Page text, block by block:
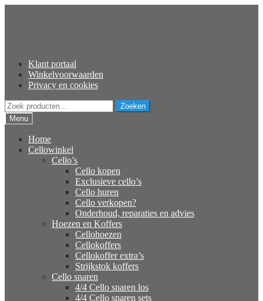
Klant portaal
Winkelvoorwaarden
Privacy en cookies
Zoeken
naar:
Zoeken
Menu
Home
Cellowinkel
Cello’s
Cello kopen
Exclusieve cello’s
Cello huren
Cello verkopen?
Onderhoud, reparaties en advies
Hoezen en Koffers
Cellohoezen
Cellokoffers
Cellokoffer extra’s
Strijkstok koffers
Cello snaren
4/4 Cello snaren los
4/4 Cello snaren sets